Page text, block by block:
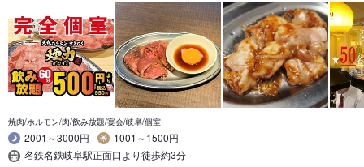
焼肉/ホルモン/肉/飲み放題/宴会/岐阜/個室
2001～3000円
1001～1500円
名鉄名鉄岐阜駅正面口より徒歩約3分